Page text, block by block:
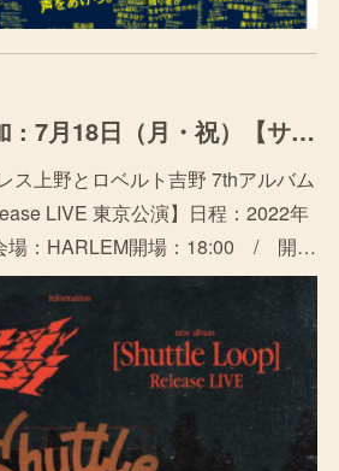
[LIVE]ゲスト参加 : 7月18日（月・祝）【サイプレス上野とロベルト吉野 7thアルバム「Shuttle Loop」Release LIVE 東京公演】
ス上野とロベルト吉野 7thアルバム
LIVE 東京公演】日程：2022年
場：HARLEM開場：18:00 / 開…